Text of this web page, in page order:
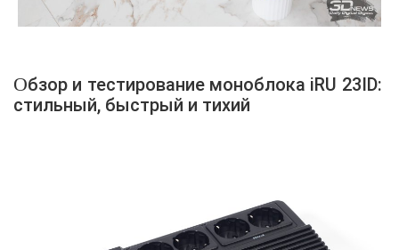
Обзор и тестирование моноблока iRU 23ID:
стильный, быстрый и тихий